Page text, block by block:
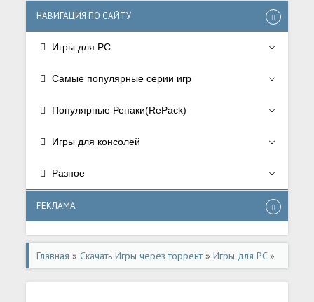
НАВИГАЦИЯ ПО САЙТУ
Игры для PC
Самые популярные серии игр
Популярные Репаки(RePack)
Игры для консолей
Разное
РЕКЛАМА
Главная » Скачать Игры через торрент»Игры для PC»
Экшен/Action